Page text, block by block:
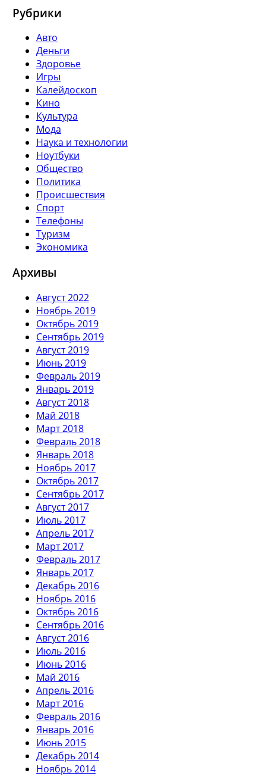
Рубрики
Авто
Деньги
Здоровье
Игры
Калейдоскоп
Кино
Культура
Мода
Наука и технологии
Ноутбуки
Общество
Политика
Происшествия
Спорт
Телефоны
Туризм
Экономика
Архивы
Август 2022
Ноябрь 2019
Октябрь 2019
Сентябрь 2019
Август 2019
Июнь 2019
Февраль 2019
Январь 2019
Август 2018
Май 2018
Март 2018
Февраль 2018
Январь 2018
Ноябрь 2017
Октябрь 2017
Сентябрь 2017
Август 2017
Июль 2017
Апрель 2017
Март 2017
Февраль 2017
Январь 2017
Декабрь 2016
Ноябрь 2016
Октябрь 2016
Сентябрь 2016
Август 2016
Июль 2016
Июнь 2016
Май 2016
Апрель 2016
Март 2016
Февраль 2016
Январь 2016
Июнь 2015
Декабрь 2014
Ноябрь 2014